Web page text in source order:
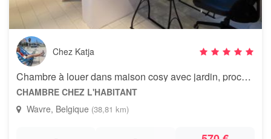
Chez Katja
Chambre à louer dans maison cosy avec jardin, proche de l'UCL
CHAMBRE CHEZ L'HABITANT
Wavre, Belgique (38,81 km)